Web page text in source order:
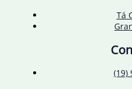
Tá
(19)